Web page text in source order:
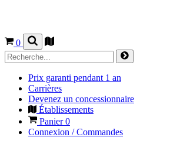
0
Prix garanti pendant 1 an
Carrières
Devenez un concessionnaire
Établissements
Panier0
Connexion / Commandes